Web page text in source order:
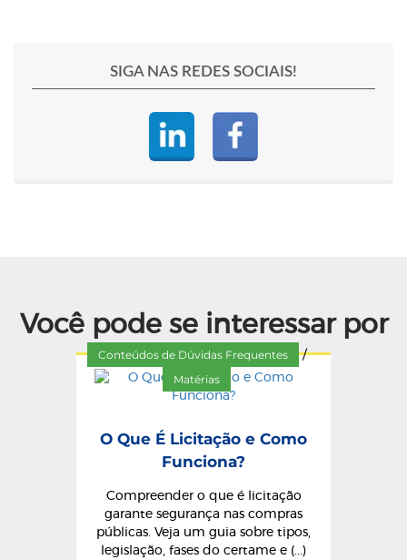
SIGA NAS REDES SOCIAIS!
Você pode se interessar por
Conteúdos de Dúvidas Frequentes /
Matérias
O Que É Licitação e Como
Funciona?
Compreender o que é licitação
garante segurança nas compras
públicas. Veja um guia sobre tipos,
legislação, fases do certame e (...)